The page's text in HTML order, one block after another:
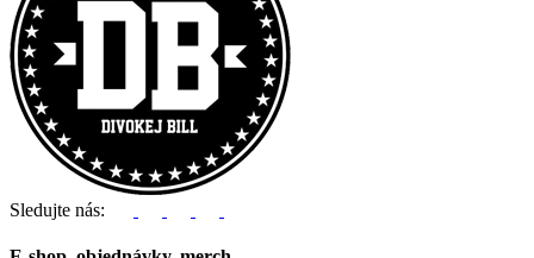
Sledujte nás: